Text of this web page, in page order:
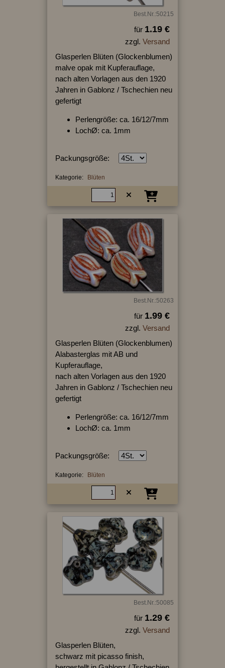
Best.Nr.:50215
für 1.19 €
zzgl. Versand
Glasperlen Blüten (Glockenblumen)
malve opak mit Kupferauflage,
nach alten Vorlagen aus den 1920
Jahren in Gablonz / Tschechien neu
gefertigt
Perlengröße: ca. 16/12/7mm
LochØ: ca. 1mm
Packungsgröße:
Kategorie: Blüten
Best.Nr.:50263
für 1.99 €
zzgl. Versand
Glasperlen Blüten (Glockenblumen)
Alabasterglas mit AB und
Kupferauflage,
nach alten Vorlagen aus den 1920
Jahren in Gablonz / Tschechien neu
gefertigt
Perlengröße: ca. 16/12/7mm
LochØ: ca. 1mm
Packungsgröße:
Kategorie: Blüten
Best.Nr.:50085
für 1.29 €
zzgl. Versand
Glasperlen Blüten,
schwarz mit picasso finish,